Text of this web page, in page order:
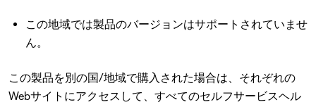
この地域では製品のバージョンはサポートされていませ
ん。
この製品を別の国/地域で購入された場合は、それぞれの
Webサイトにアクセスして、すべてのセルフサービスヘル